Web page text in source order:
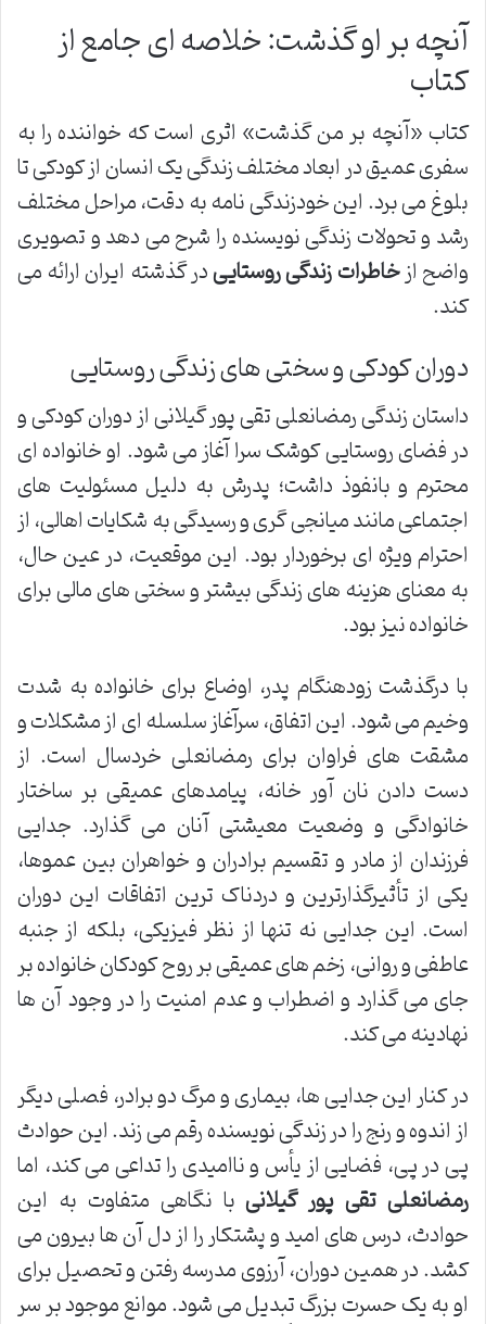
آنچه بر او گذشت: خلاصه ای جامع از
کتاب
کتاب «آنچه بر من گذشت» اثری است که خواننده را به
سفری عمیق در ابعاد مختلف زندگی یک انسان از کودکی تا
بلوغ می برد. این خودزندگی نامه به دقت، مراحل مختلف
رشد و تحولات زندگی نویسنده را شرح می دهد و تصویری
واضح ازخاطرات زندگی روستاییدر گذشته ایران ارائه می
کند.
دوران کودکی و سختی های زندگی روستایی
داستان زندگی رمضانعلی تقی پور گیلانی از دوران کودکی و
در فضای روستایی کوشک سرا آغاز می شود. او خانواده ای
محترم و بانفوذ داشت؛ پدرش به دلیل مسئولیت های
اجتماعی مانند میانجی گری و رسیدگی به شکایات اهالی، از
احترام ویژه ای برخوردار بود. این موقعیت، در عین حال،
به معنای هزینه های زندگی بیشتر و سختی های مالی برای
خانواده نیز بود.
با درگذشت زودهنگام پدر، اوضاع برای خانواده به شدت
وخیم می شود. این اتفاق، سرآغاز سلسله ای از مشکلات و
مشقت های فراوان برای رمضانعلی خردسال است. از
دست دادن نان آور خانه، پیامدهای عمیقی بر ساختار
خانوادگی و وضعیت معیشتی آنان می گذارد. جدایی
فرزندان از مادر و تقسیم برادران و خواهران بین عموها،
یکی از تأثیرگذارترین و دردناک ترین اتفاقات این دوران
است. این جدایی نه تنها از نظر فیزیکی، بلکه از جنبه
عاطفی و روانی، زخم های عمیقی بر روح کودکان خانواده بر
جای می گذارد و اضطراب و عدم امنیت را در وجود آن ها
نهادینه می کند.
در کنار این جدایی ها، بیماری و مرگ دو برادر، فصلی دیگر
از اندوه و رنج را در زندگی نویسنده رقم می زند. این حوادث
پی در پی، فضایی از یأس و ناامیدی را تداعی می کند، اما
رمضانعلی تقی پور گیلانی با نگاهی متفاوت به این
حوادث، درس های امید و پشتکار را از دل آن ها بیرون می
کشد. در همین دوران، آرزوی مدرسه رفتن و تحصیل برای
او به یک حسرت بزرگ تبدیل می شود. موانع موجود بر سر